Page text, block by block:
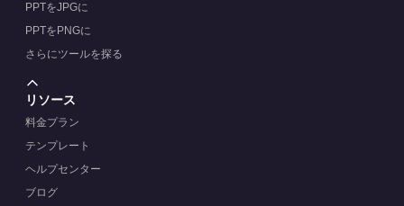
PPTをJPGに
PPTをPNGに
さらにツールを探る
リソース
料金プラン
テンプレート
ヘルプセンター
ブログ